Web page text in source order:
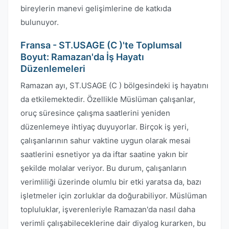
bireylerin manevi gelişimlerine de katkıda
bulunuyor.
Fransa - ST.USAGE (C )'te Toplumsal
Boyut: Ramazan'da İş Hayatı
Düzenlemeleri
Ramazan ayı, ST.USAGE (C ) bölgesindeki iş hayatını
da etkilemektedir. Özellikle Müslüman çalışanlar,
oruç süresince çalışma saatlerini yeniden
düzenlemeye ihtiyaç duyuyorlar. Birçok iş yeri,
çalışanlarının sahur vaktine uygun olarak mesai
saatlerini esnetiyor ya da iftar saatine yakın bir
şekilde molalar veriyor. Bu durum, çalışanların
verimliliği üzerinde olumlu bir etki yaratsa da, bazı
işletmeler için zorluklar da doğurabiliyor. Müslüman
topluluklar, işverenleriyle Ramazan'da nasıl daha
verimli çalışabileceklerine dair diyalog kurarken, bu